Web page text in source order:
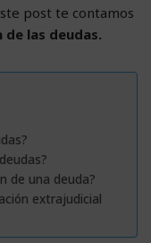
post te contamos
las deudas.
de una deuda?
extrajudicial